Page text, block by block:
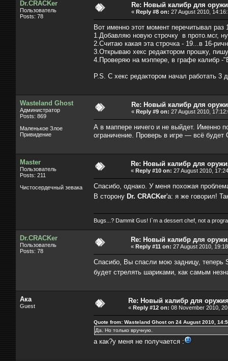
Dr.CRACKer
Пользователь
Posts: 78
Re: Новый калибр для
« Reply #8 on: 27 August 2010,
Вот именно этот момент перечитывал раз
1.Добавляю новую строчку в прото.мсг,
2.Считаю какая эта строчка - 19...в 16-
3.Открываю хекс редактором прошку,
4.Проверяю на мэппере, в графе калибр -
P.S. С хекс редактором начал работать
Wasteland Ghost
Администратор
Posts: 869
Маленькое Злое
Привидение
Re: Новый калибр для
« Reply #9 on: 27 August 2010,
А в маппере ничего и не выйдет. Именно
ограничение. Проверь в игре — всё будет
Master
Пользователь
Posts: 211
Чистосердечный зевака
Re: Новый калибр для
« Reply #10 on: 27 August 2010,
Спасибо, однако. У меня похожая
В сторону Dr. CRACKer'a: я же говорил!
Bugs...? Dammit Gus! I`m a dessert chef, not a
Dr.CRACKer
Пользователь
Posts: 78
Re: Новый калибр для
« Reply #11 on: 27 August 2010,
Спасибо, Вы спасли мою задницу, теперь
будет стрелять шариками, как самым
Ака
Guest
Re: Новый калибр для
« Reply #12 on: 08 November 2010,
Quote from: Wasteland Ghost on 24 August 2010,
Да. Но только вручную.
а как?у меня не получается :